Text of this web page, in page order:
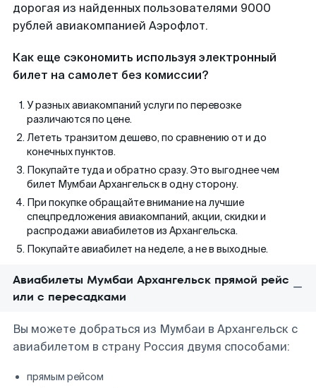
дорогая из найденных пользователями 9000
рублей авиакомпанией Аэрофлот.
Как еще сэкономить используя электронный
билет на самолет без комиссии?
У разных авиакомпаний услуги по перевозке
различаются по цене.
Лететь транзитом дешево, по сравнению от и до
конечных пунктов.
Покупайте туда и обратно сразу. Это выгоднее чем
билет Мумбаи Архангельск в одну сторону.
При покупке обращайте внимание на лучшие
спецпредложения авиакомпаний, акции, скидки и
распродажи авиабилетов из Архангельска.
Покупайте авиабилет на неделе, а не в выходные.
Авиабилеты Мумбаи Архангельск прямой рейс
или с пересадками
Вы можете добраться из Мумбаи в Архангельск с
авиабилетом в страну Россия двумя способами:
прямым рейсом